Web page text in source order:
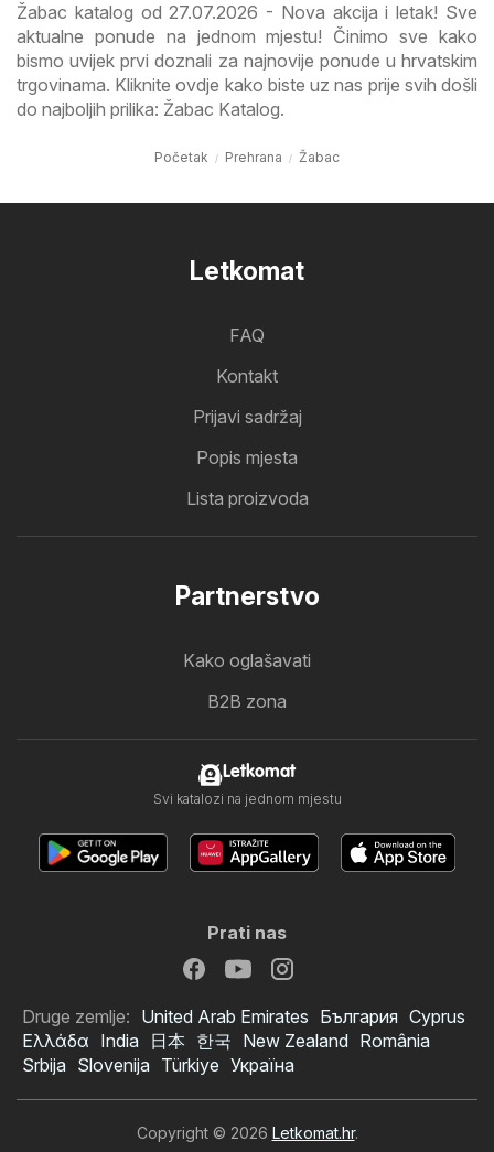
Žabac katalog od 27.07.2026 - Nova akcija i letak! Sve
aktualne ponude na jednom mjestu! Činimo sve kako
bismo uvijek prvi doznali za najnovije ponude u hrvatskim
trgovinama. Kliknite ovdje kako biste uz nas prije svih došli
do najboljih prilika: Žabac Katalog.
Početak Prehrana Žabac
Letkomat
FAQ
Kontakt
Prijavi sadržaj
Popis mjesta
Lista proizvoda
Partnerstvo
Kako oglašavati
B2B zona
Letkomat
Svi katalozi na jednom mjestu
Prati nas
Druge zemlje: United Arab Emirates България Cyprus
Ελλάδα India 日本 한국 New Zealand România
Srbija Slovenija Türkiye Україна
Copyright © 2026 Letkomat.hr.